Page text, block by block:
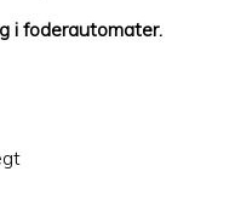
i foderautomater.